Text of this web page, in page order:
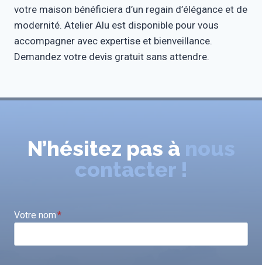
votre maison bénéficiera d’un regain d’élégance et de
modernité. Atelier Alu est disponible pour vous
accompagner avec expertise et bienveillance.
Demandez votre devis gratuit sans attendre.
N’hésitez pas à nous
contacter !
Votre nom*